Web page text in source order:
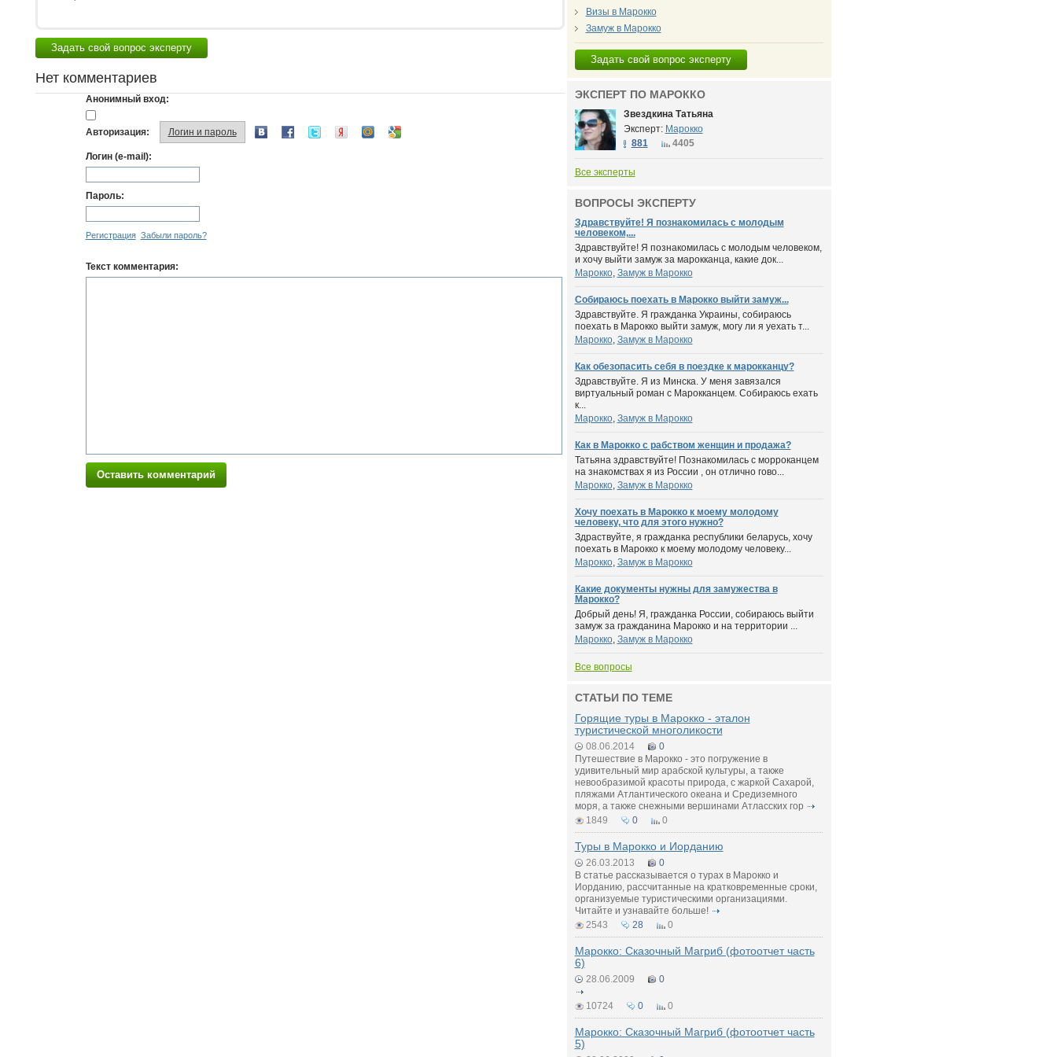
Задать свой вопрос эксперту
Нет комментариев
Анонимный вход:
Авторизация: Логин и пароль
Логин (e-mail):
Пароль:
Регистрация Забыли пароль?
Текст комментария:
Оставить комментарий
Визы в Марокко
Замуж в Марокко
Задать свой вопрос эксперту
ЭКСПЕРТ ПО МАРОККО
Звездкина Татьяна
Эксперт: Марокко
881
4405
Все эксперты
ВОПРОСЫ ЭКСПЕРТУ
Здравствуйте! Я познакомилась с молодым
человеком,...
Здравствуйте! Я познакомилась с молодым человеком,
и хочу выйти замуж за марокканца, какие док...
Марокко, Замуж в Марокко
Собираюсь поехать в Марокко выйти замуж...
Здравствуйте. Я гражданка Украины, собираюсь
поехать в Марокко выйти замуж, могу ли я уехать т...
Марокко, Замуж в Марокко
Как обезопасить себя в поездке к марокканцу?
Здравствуйте. Я из Минска. У меня завязался
виртуальный роман с Марокканцем. Собираюсь ехать
к...
Марокко, Замуж в Марокко
Как в Марокко с рабством женщин и продажа?
Татьяна здравствуйте! Познакомилась с морроканцем
на знакомствах я из России , он отлично гово...
Марокко, Замуж в Марокко
Хочу поехать в Марокко к моему молодому
человеку, что для этого нужно?
Здраствуйте, я гражданка республики беларусь, хочу
поехать в Марокко к моему молодому человеку...
Марокко, Замуж в Марокко
Какие документы нужны для замужества в
Марокко?
Добрый день! Я, гражданка России, собираюсь выйти
замуж за гражданина Марокко и на территории ...
Марокко, Замуж в Марокко
Все вопросы
СТАТЬИ ПО ТЕМЕ
Горящие туры в Марокко - эталон
туристической многоликости
08.06.2014
0
Путешествие в Марокко - это погружение в
удивительный мир арабской культуры, а также
невообразимой красоты природа, с жаркой Сахарой,
пляжами Атлантического океана и Средиземного
моря, а также снежными вершинами Атласских гор
1849
0 0
Туры в Марокко и Иорданию
26.03.2013
0
В статье рассказывается о турах в Марокко и
Иорданию, рассчитанные на кратковременные сроки,
организуемые туристическими организациями.
Читайте и узнавайте больше!
2543
28 0
Марокко: Сказочный Магриб (фотоотчет часть
6)
28.06.2009 0
10724 0 0
Марокко: Сказочный Магриб (фотоотчет часть
5)